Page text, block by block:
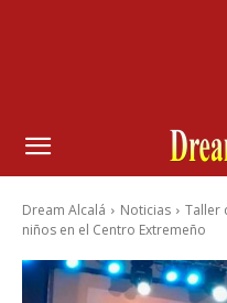
Dream Alcalá Noticias
Taller
niños en el Centro Extremeño